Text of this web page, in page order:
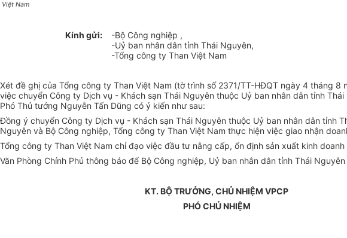
Việt Nam
Kính gửi:
-Bộ Công nghiệp ,
-Uỷ ban nhân dân tỉnh Thái Nguyên,
-Tổng công ty Than Việt Nam
Xét đề ghị của Tổng công ty Than Việt Nam (tờ trình số 2371/TT-HĐQT ngày 4 tháng
việc chuyển Công ty Dịch vụ - Khách sạn Thái Nguyên thuộc Uỷ ban nhân dân tỉnh
Phó Thủ tướng Nguyễn Tấn Dũng có ý kiến như sau:
Đồng ý chuyển Công ty Dịch vụ - Khách sạn Thái Nguyên thuộc Uỷ ban nhân dân tỉnh
Nguyên và Bộ Công nghiệp, Tổng công ty Than Việt Nam thực hiện việc giao nhận
Tổng công ty Than Việt Nam chỉ đạo việc đầu tư nâng cấp, ổn định sản xuất kinh
Văn Phòng Chính Phủ thông báo để Bộ Công nghiệp, Uỷ ban nhân dân tỉnh Thái
KT. BỘ TRƯỞNG, CHỦ NHIỆM VPCP
PHÓ CHỦ NHIỆM